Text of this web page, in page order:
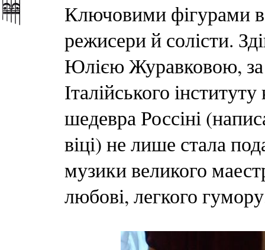
Ключовими фігурами
режисери й солісти.
Юлією Журавковою, за
Італійського
шедевра Россіні
віці) не лише стала
музики великого
любові, легкого